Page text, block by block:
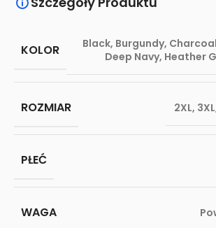
KOLOR Black, Burgundy, Charcoal
Deep Navy, Heather
ROZMIAR 2XL, 3XL
PŁEĆ
WAGA